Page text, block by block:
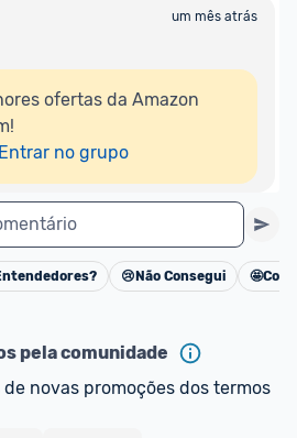
um mês atrás
ofertas da Amazon
Entrar no grupo
Cancelar
😢 Não Consegui 🤩
pela comunidade
novas promoções dos termos